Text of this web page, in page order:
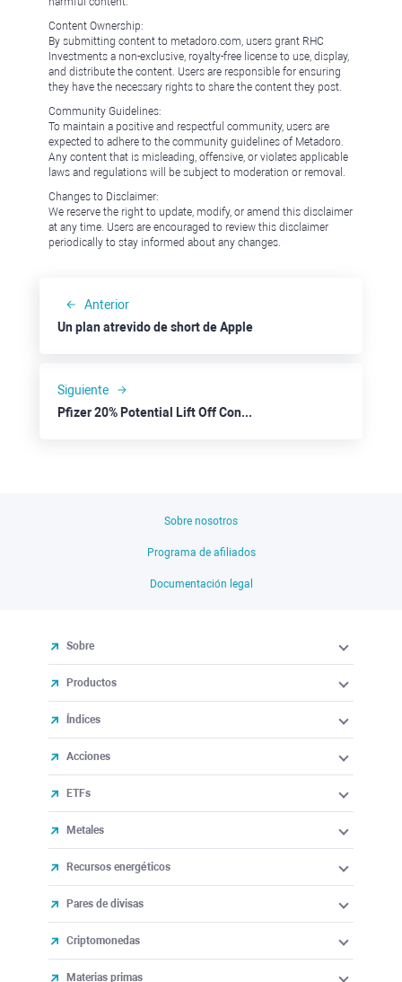
Content Ownership:
By submitting content to metadoro.com, users grant RHC
Investments a non-exclusive, royalty-free license to use, display,
and distribute the content. Users are responsible for ensuring
they have the necessary rights to share the content they post.
Community Guidelines:
To maintain a positive and respectful community, users are
expected to adhere to the community guidelines of Metadoro.
Any content that is misleading, offensive, or violates applicable
laws and regulations will be subject to moderation or removal.
Changes to Disclaimer:
We reserve the right to update, modify, or amend this disclaimer
at any time. Users are encouraged to review this disclaimer
periodically to stay informed about any changes.
Anterior
Un plan atrevido de short de Apple
Siguiente
Pfizer 20% Potential Lift Off Confirmed
Sobre nosotros
Programa de afiliados
Documentación legal
Sobre
Productos
Índices
Acciones
ETFs
Metales
Recursos energéticos
Pares de divisas
Criptomonedas
Materias primas